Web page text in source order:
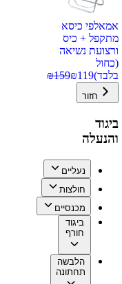
אמאלפי כיסא
מתקפל + כיס
ורצועת נשיאה
(כחול
בלבד)
₪119
₪159
חזור
ביגוד
והנעלה
נעליים
חולצות
מכנסיים
ביגוד
חורף
הלבשה
תחתונה